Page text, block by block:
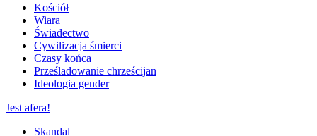
Kościół
Wiara
Świadectwo
Cywilizacja śmierci
Czasy końca
Prześladowanie chrześcijan
Ideologia gender
Jest afera!
Skandal